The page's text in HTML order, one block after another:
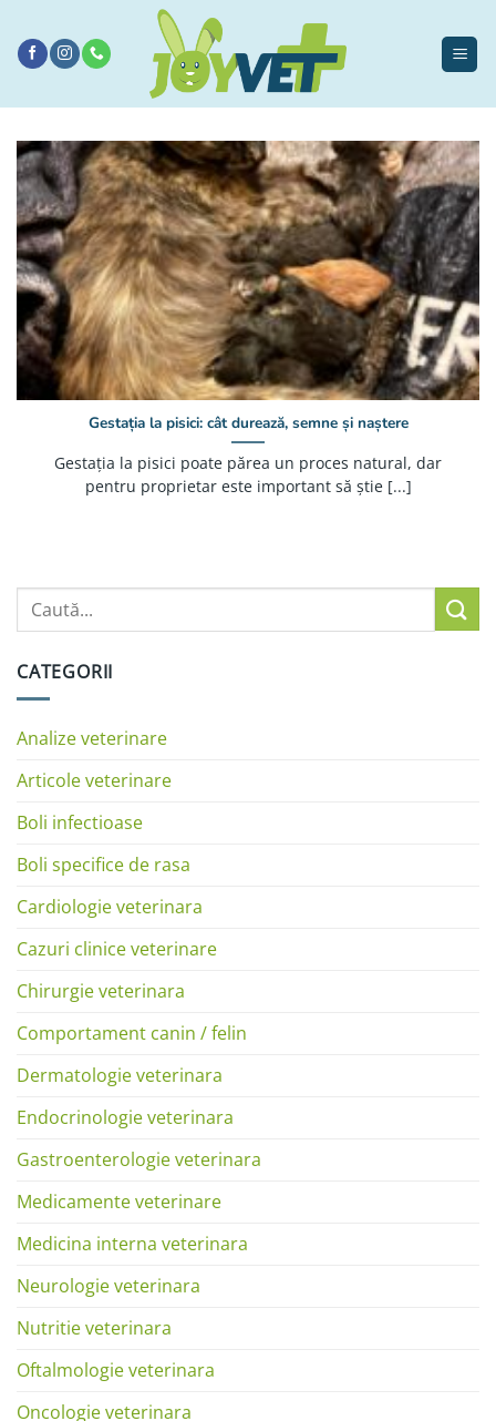
conținut
CATEGORII
Analize veterinare
Articole veterinare
Boli infectioase
Boli specifice de rasa
Cardiologie veterinara
Cazuri clinice veterinare
Chirurgie veterinara
Comportament canin / felin
Dermatologie veterinara
Endocrinologie veterinara
Gastroenterologie veterinara
Medicamente veterinare
Medicina interna veterinara
Neurologie veterinara
Nutritie veterinara
Oftalmologie veterinara
Oncologie veterinara
Gestația la pisici: cât durează, semne și naștere
Gestația la pisici poate părea un proces natural, dar
pentru proprietar este important să știe [...]